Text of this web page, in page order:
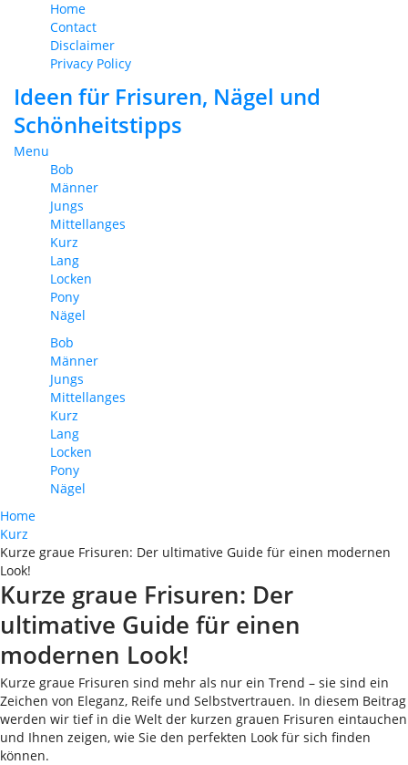
Home
Contact
Disclaimer
Privacy Policy
Ideen für Frisuren, Nägel und
Schönheitstipps
Menu
Bob
Männer
Jungs
Mittellanges
Kurz
Lang
Locken
Pony
Nägel
Bob
Männer
Jungs
Mittellanges
Kurz
Lang
Locken
Pony
Nägel
Home
Kurz
Kurze graue Frisuren: Der ultimative Guide für einen modernen
Look!
Kurze graue Frisuren: Der
ultimative Guide für einen
modernen Look!
Kurze graue Frisuren sind mehr als nur ein Trend – sie sind ein
Zeichen von Eleganz, Reife und Selbstvertrauen. In diesem Beitrag
werden wir tief in die Welt der kurzen grauen Frisuren eintauchen
und Ihnen zeigen, wie Sie den perfekten Look für sich finden
können.